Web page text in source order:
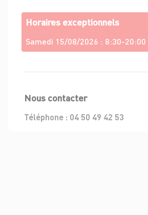
Horaires exceptionnels
Samedi 15/08/2026 : 8:30-20:00
Nous contacter
Téléphone : 04 50 49 42 53